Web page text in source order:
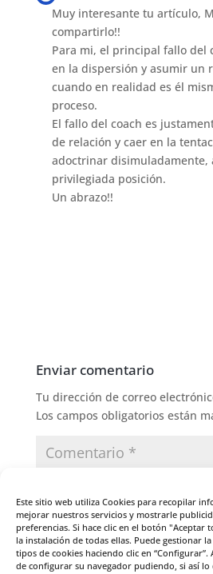
Este sitio web utiliza Cookies para recopilar
mejorar nuestros servicios y mostrarle
preferencias. Si hace clic en el botón "Aceptar
la instalación de todas ellas. Puede gestionar
tipos de cookies haciendo clic en
de configurar su navegador pudiendo, si así lo
Muy interesante tu artículo,
compartirlo!!
Para mi, el principal fallo del
en la dispersión y asumir un
cuando en realidad es él
proceso.
El fallo del coach es
de relación y caer en la
adoctrinar disimuladamente,
privilegiada posición.
Un abrazo!!
Enviar comentario
Tu dirección de correo
Los campos obligatorios están